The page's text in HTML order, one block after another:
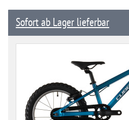
Sofort ab Lager lieferbar